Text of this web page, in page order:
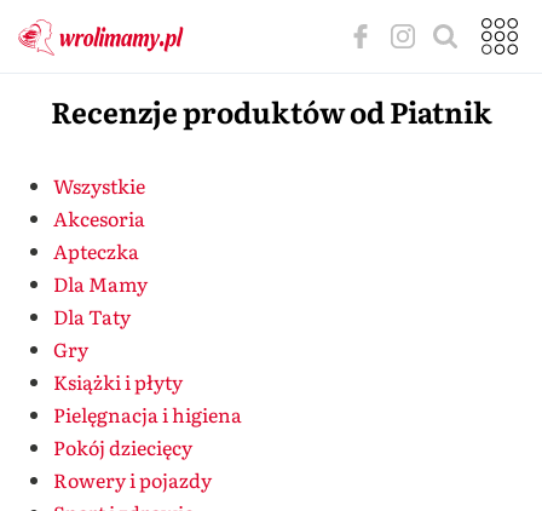
Recenzje produktów od Piatnik
Wszystkie
Akcesoria
Apteczka
Dla Mamy
Dla Taty
Gry
Książki i płyty
Pielęgnacja i higiena
Pokój dziecięcy
Rowery i pojazdy